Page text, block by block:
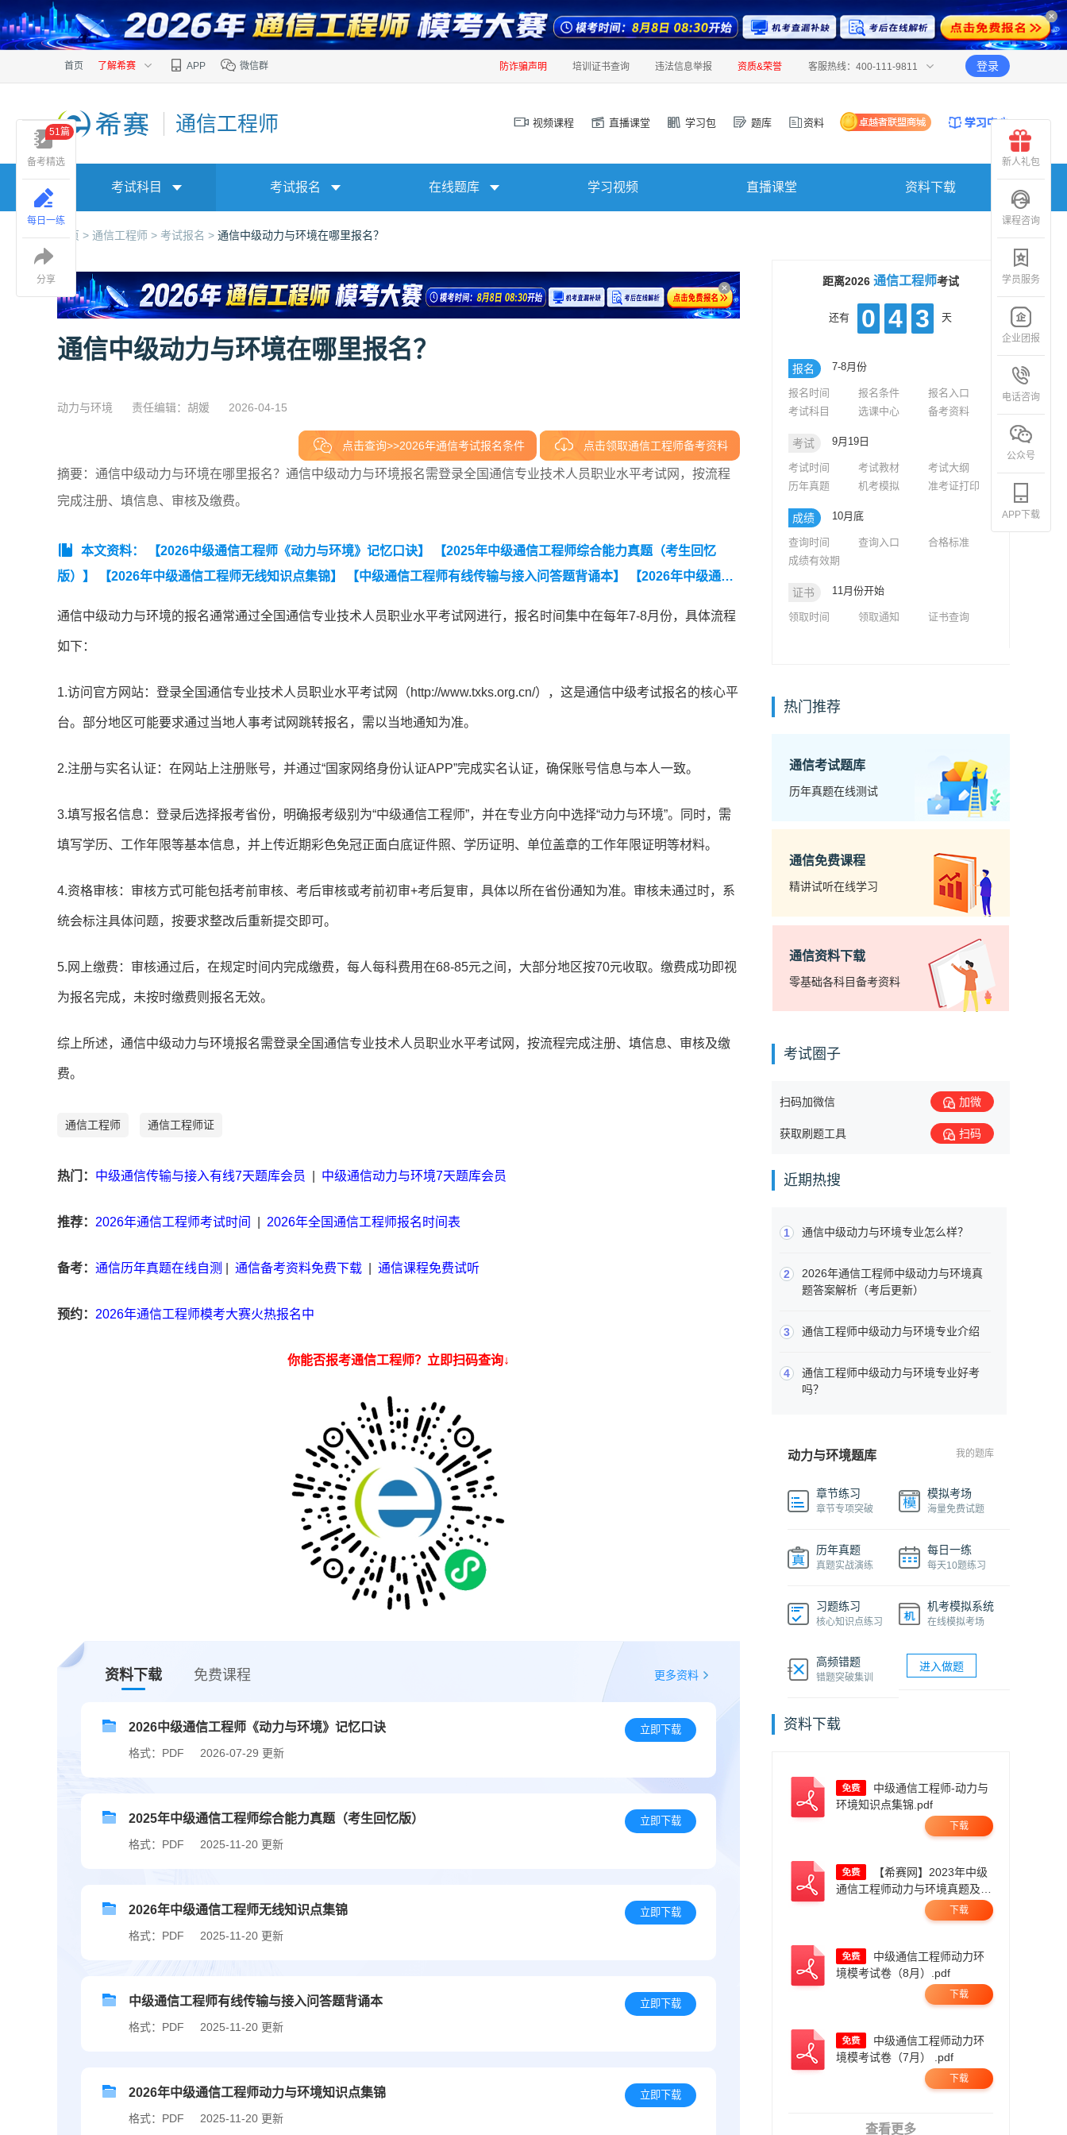
首页 了解希赛 APP 微信群 防诈骗声明 培训证书查询 违法信息举报 资质&荣誉 客服热线：400-111-9811 登录
通信工程师 视频课程 直播课堂 学习包 题库 资料
考试科目 考试报名 在线题库 学习视频 直播课堂 资料下载
首页 > 通信工程师 > 考试报名 > 通信中级动力与环境在哪里报名？
通信中级动力与环境在哪里报名？
动力与环境 责任编辑：胡媛 2026-04-15
点击查询>>2026年通信考试报名条件 点击领取通信工程师备考资料
摘要：通信中级动力与环境在哪里报名？通信中级动力与环境报名需登录全国通信专业技术人员职业水平考试网，按流程
完成注册、填信息、审核及缴费。
本文资料： 【2026中级通信工程师《动力与环境》记忆口诀】
【2025年中级通信工程师综合能力真题（考生回忆
版）】
【2026年中级通信工程师无线知识点集锦】 【中级通信工程师有线传输与接入问答题背诵本】
【2026年中级通信
通信中级动力与环境的报名通常通过全国通信专业技术人员职业水平考试网进行，报名时间集中在每年7-8月份，具体流程
如下：
1.访问官方网站：登录全国通信专业技术人员职业水平考试网（http://www.txks.org.cn/），这是通信中级考试报名的核心平
台。部分地区可能要求通过当地人事考试网跳转报名，需以当地通知为准。
2.注册与实名认证：在网站上注册账号，并通过“国家网络身份认证APP”完成实名认证，确保账号信息与本人一致。
3.填写报名信息：登录后选择报考省份，明确报考级别为“中级通信工程师”，并在专业方向中选择“动力与环境”。同时，需
填写学历、工作年限等基本信息，并上传近期彩色免冠正面白底证件照、学历证明、单位盖章的工作年限证明等材料。
4.资格审核：审核方式可能包括考前审核、考后审核或考前初审+考后复审，具体以所在省份通知为准。审核未通过时，系
统会标注具体问题，按要求整改后重新提交即可。
5.网上缴费：审核通过后，在规定时间内完成缴费，每人每科费用在68-85元之间，大部分地区按70元收取。缴费成功即视
为报名完成，未按时缴费则报名无效。
综上所述，通信中级动力与环境报名需登录全国通信专业技术人员职业水平考试网，按流程完成注册、填信息、审核及缴
费。
通信工程师 通信工程师证
热门： 中级通信传输与接入有线7天题库会员 中级通信动力与环境7天题库会员
推荐： 2026年通信工程师考试时间 2026年全国通信工程师报名时间表
备考： 通信历年真题在线自测 通信备考资料免费下载 通信课程免费试听
预约： 2026年通信工程师模考大赛火热报名中
你能否报考通信工程师？立即扫码查询↓
资料下载 免费课程 更多资料
2026中级通信工程师《动力与环境》记忆口诀
格式：PDF 2026-07-29 更新
立即下载
2025年中级通信工程师综合能力真题（考生回忆版）
格式：PDF 2025-11-20 更新
立即下载
2026年中级通信工程师无线知识点集锦
格式：PDF 2025-11-20 更新
立即下载
中级通信工程师有线传输与接入问答题背诵本
格式：PDF 2025-11-20 更新
立即下载
2026年中级通信工程师动力与环境知识点集锦
格式：PDF 2025-11-20 更新
立即下载
距离2026 通信工程师考试
还有 0 4 3 天
报名 7-8月份
报名时间 报名条件
报名入口
考试科目
选课中心 备考资料
考试 9月19日
考试时间 考试教材
考试大纲
历年真题
机考模拟 准考证打印
成绩 10月底
查询时间 查询入口
合格标准
成绩有效期
证书 11月份开始
领取时间 领取通知 证书查询
热门推荐
通信考试题库
历年真题在线测试
通信免费课程
精讲试听在线学习
通信资料下载
零基础各科目备考资料
考试圈子
扫码加微信 加微
获取刷题工具 扫码
近期热搜
1 通信中级动力与环境专业怎么样？
2
2026年通信工程师中级动力与环境真
题答案解析（考后更新）
3 通信工程师中级动力与环境专业介绍
4
通信工程师中级动力与环境专业好考
吗？
动力与环境题库 我的题库
章节练习
章节专项突破
模拟考场
海量免费试题
历年真题
真题实战演练
每日一练
每天10题练习
习题练习
核心知识点练习
机考模拟系统
在线模拟考场
高频错题
错题突破集训
进入做题
资料下载
环境知识点集锦.pdf
下载
通信工程师动力与环境真题及答
下载
境模考试卷（8月）.pdf
下载
境模考试卷（7月） .pdf
下载
查看更多
备考精选
51篇
每日一练
分享
新人礼包
课程咨询
学员服务
企业团报
电话咨询
公众号
APP下载